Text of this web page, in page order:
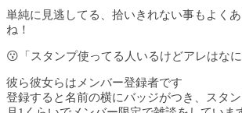
単純に見逃してる、拾いきれない事もよく
ね！
😗「スタンプ使ってる人いるけどアレはなに
彼ら彼女らはメンバー登録者です
登録すると名前の横にバッジがつき、スタ